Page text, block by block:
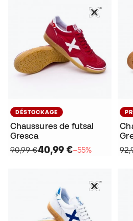
DÉSTOCKAGE
Chaussures de futsal
Gresca
90,99 €40,99 €−55%